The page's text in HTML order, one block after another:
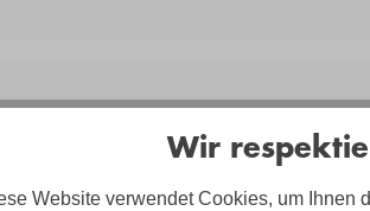
Produkt?
Wir
Website verwendet Cookies, um Ihnen